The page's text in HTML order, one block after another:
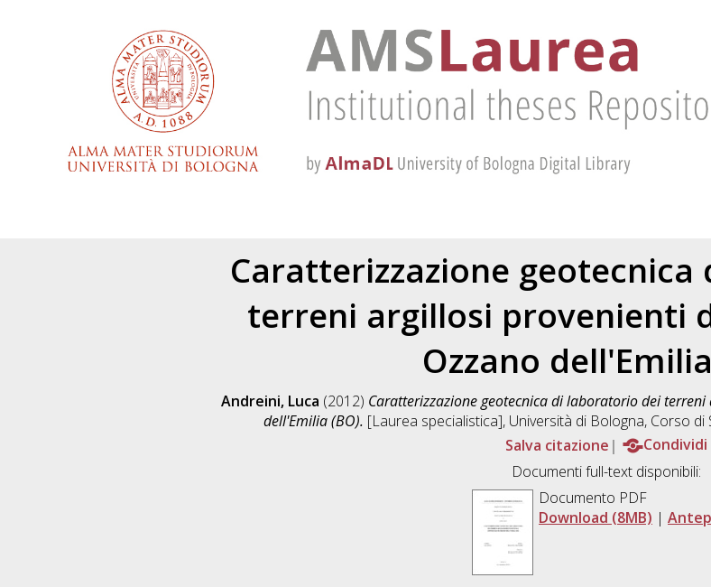
Caratterizzazione
terreni argillosi provenienti
Ozzano
Andreini, Luca (2012) Caratterizzazione geotecnica di laboratorio dei
dell'Emilia (BO). [Laurea specialistica], Università di Bologna, Corso di
Salva citazione
Condividi
Documenti full-text disponibili:
Documento PDF
Download (8MB) |